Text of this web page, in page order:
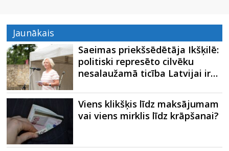
Jaunākais
Saeimas priekšsēdētāja Ikšķilē:
politiski represēto cilvēku
nesalaužamā ticība Latvijai ir…
Viens klikšķis līdz maksājumam
vai viens mirklis līdz krāpšanai?